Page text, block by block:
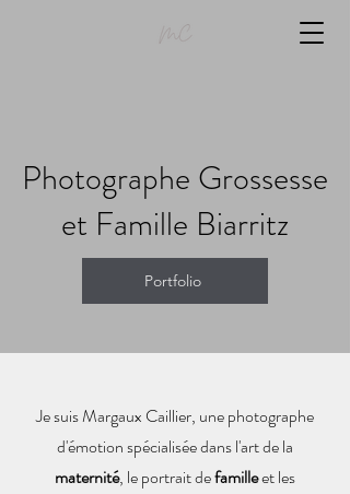
Photographe Grossesse
et Famille Biarritz
Portfolio
Je suis Margaux Caillier, une photographe
d'émotion spécialisée dans l'art de la
maternité, le portrait defamilleet les